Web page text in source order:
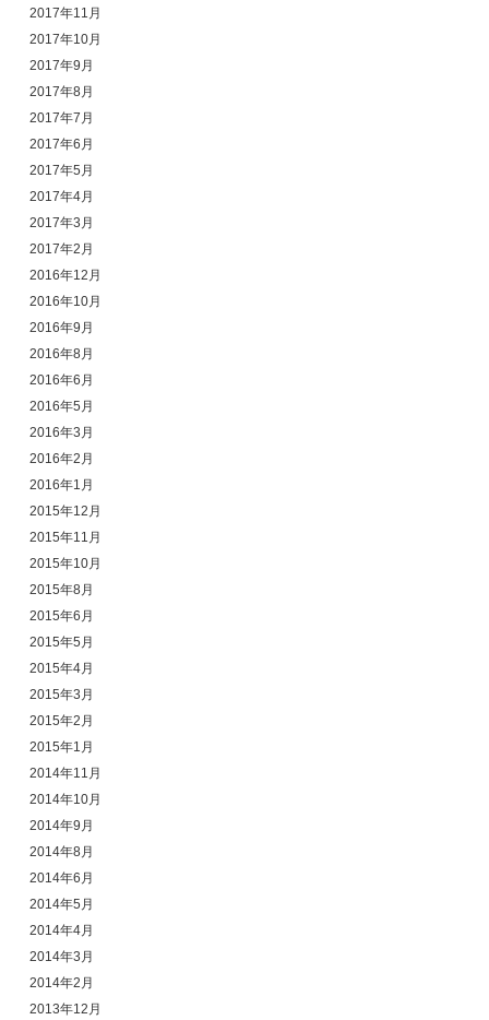
2017年11月
2017年10月
2017年9月
2017年8月
2017年7月
2017年6月
2017年5月
2017年4月
2017年3月
2017年2月
2016年12月
2016年10月
2016年9月
2016年8月
2016年6月
2016年5月
2016年3月
2016年2月
2016年1月
2015年12月
2015年11月
2015年10月
2015年8月
2015年6月
2015年5月
2015年4月
2015年3月
2015年2月
2015年1月
2014年11月
2014年10月
2014年9月
2014年8月
2014年6月
2014年5月
2014年4月
2014年3月
2014年2月
2013年12月